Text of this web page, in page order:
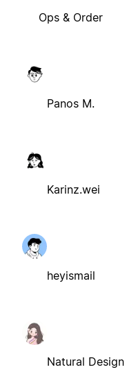
Ops & Order
Panos M.
Karinz.wei
heyismail
Natural Design